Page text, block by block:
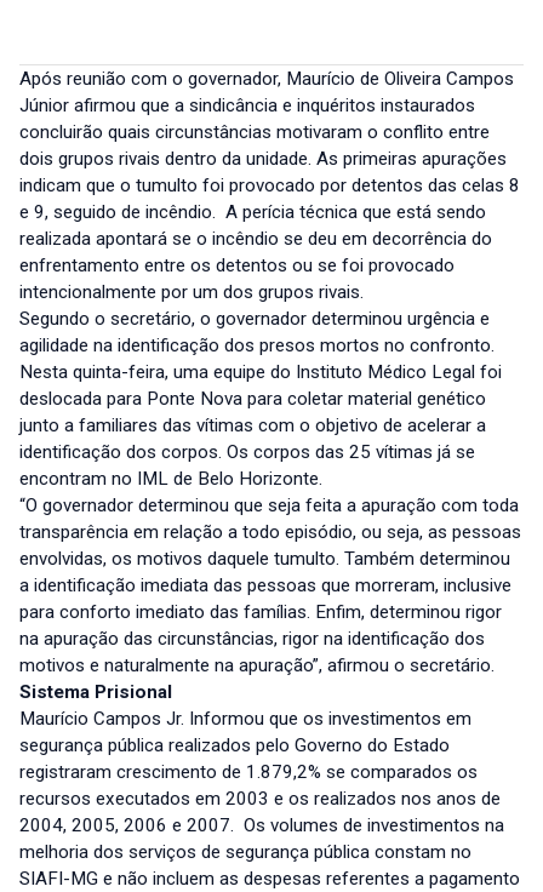
Após reunião com o governador, Maurício de Oliveira Campos
Júnior afirmou que a sindicância e inquéritos instaurados
concluirão quais circunstâncias motivaram o conflito entre
dois grupos rivais dentro da unidade. As primeiras apurações
indicam que o tumulto foi provocado por detentos das celas 8
e 9, seguido de incêndio. A perícia técnica que está sendo
realizada apontará se o incêndio se deu em decorrência do
enfrentamento entre os detentos ou se foi provocado
intencionalmente por um dos grupos rivais.
Segundo o secretário, o governador determinou urgência e
agilidade na identificação dos presos mortos no confronto.
Nesta quinta-feira, uma equipe do Instituto Médico Legal foi
deslocada para Ponte Nova para coletar material genético
junto a familiares das vítimas com o objetivo de acelerar a
identificação dos corpos. Os corpos das 25 vítimas já se
encontram no IML de Belo Horizonte.
“O governador determinou que seja feita a apuração com toda
transparência em relação a todo episódio, ou seja, as pessoas
envolvidas, os motivos daquele tumulto. Também determinou
a identificação imediata das pessoas que morreram, inclusive
para conforto imediato das famílias. Enfim, determinou rigor
na apuração das circunstâncias, rigor na identificação dos
motivos e naturalmente na apuração”, afirmou o secretário.
Sistema Prisional
Maurício Campos Jr. Informou que os investimentos em
segurança pública realizados pelo Governo do Estado
registraram crescimento de 1.879,2% se comparados os
recursos executados em 2003 e os realizados nos anos de
2004, 2005, 2006 e 2007. Os volumes de investimentos na
melhoria dos serviços de segurança pública constam no
SIAFI-MG e não incluem as despesas referentes a pagamento